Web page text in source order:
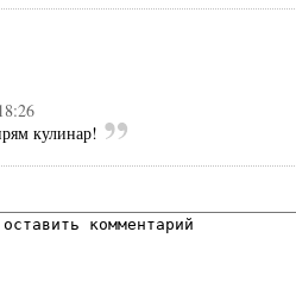
кулинар!